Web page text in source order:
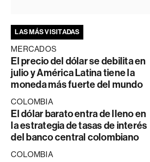
LAS MÁS VISITADAS
MERCADOS
El precio del dólar se debilita en
julio y América Latina tiene la
moneda más fuerte del mundo
COLOMBIA
El dólar barato entra de lleno en
la estrategia de tasas de interés
del banco central colombiano
COLOMBIA